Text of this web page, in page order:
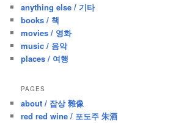
h
anything else / 기타
books / 책
movies / 영화
music / 음악
places / 여행
PAGES
about / 잡상 雜像
red red wine / 포도주 朱酒